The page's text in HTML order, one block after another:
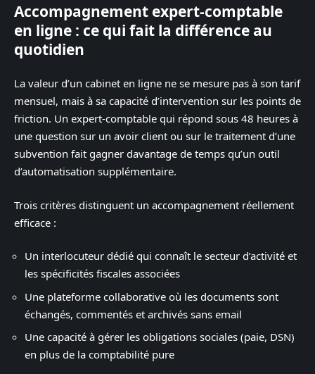
Accompagnement expert-comptable
en ligne : ce qui fait la différence au
quotidien
La valeur d’un cabinet en ligne ne se mesure pas à son tarif
mensuel, mais à sa capacité d’intervention sur les points de
friction. Un expert-comptable qui répond sous 48 heures à
une question sur un avoir client ou sur le traitement d’une
subvention fait gagner davantage de temps qu’un outil
d’automatisation supplémentaire.
Trois critères distinguent un accompagnement réellement
efficace :
Un interlocuteur dédié qui connaît le secteur d’activité et
les spécificités fiscales associées
Une plateforme collaborative où les documents sont
échangés, commentés et archivés sans email
Une capacité à gérer les obligations sociales (paie, DSN)
en plus de la comptabilité pure